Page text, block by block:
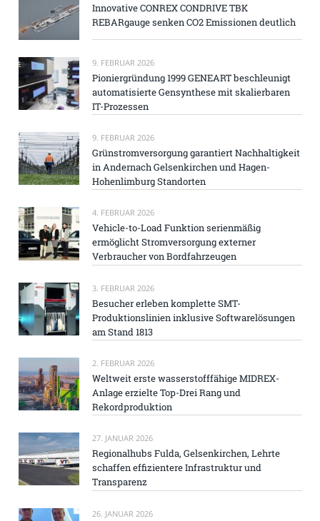
Innovative CONREX CONDRIVE TBK
REBARgauge senken CO2 Emissionen deutlich
9. FEBRUAR 2026
Pioniergründung 1999 GENEART beschleunigt
automatisierte Gensynthese mit skalierbaren
IT-Prozessen
9. FEBRUAR 2026
Grünstromversorgung garantiert Nachhaltigkeit
in Andernach Gelsenkirchen und Hagen-
Hohenlimburg Standorten
4. FEBRUAR 2026
Vehicle-to-Load Funktion serienmäßig
ermöglicht Stromversorgung externer
Verbraucher von Bordfahrzeugen
3. FEBRUAR 2026
Besucher erleben komplette SMT-
Produktionslinien inklusive Softwarelösungen
am Stand 1813
2. FEBRUAR 2026
Weltweit erste wasserstofffähige MIDREX-
Anlage erzielte Top-Drei Rang und
Rekordproduktion
27. JANUAR 2026
Regionalhubs Fulda, Gelsenkirchen, Lehrte
schaffen effizientere Infrastruktur und
Transparenz
26. JANUAR 2026